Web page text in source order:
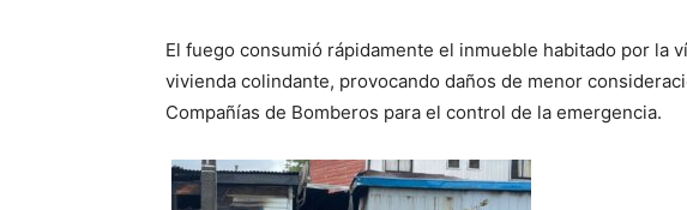
El fuego consumió rápidamente el inmueble habitado por la
vivienda colindante, provocando daños de menor
Compañías de Bomberos para el control de la emergencia.